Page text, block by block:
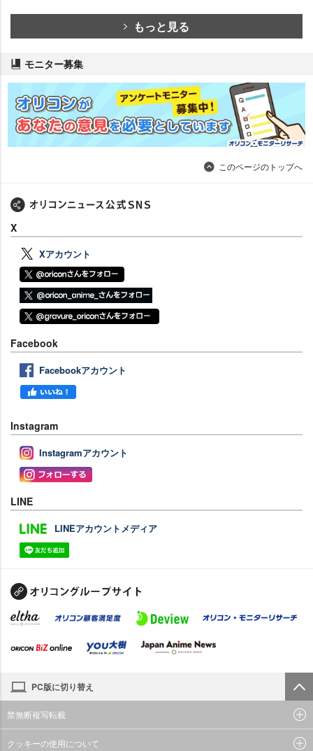
もっと見る
モニター募集
このページのトップへ
X
Xアカウント
Facebook
Facebookアカウント
Instagram
Instagramアカウント
LINE
LINEアカウントメディア
PC版に切り替え
禁無断複写転載
クッキーの使用について